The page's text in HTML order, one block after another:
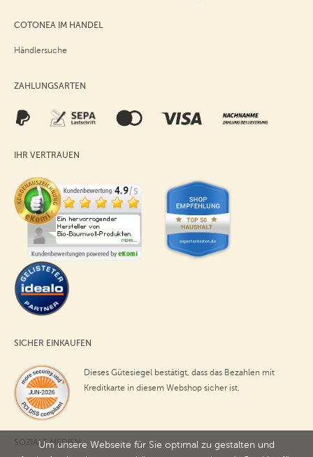
Um unsere Webseite für Sie optimal zu gestalten und
COTONEA IM HANDEL
Händlersuche
ZAHLUNGSARTEN
IHR VERTRAUEN
SICHER EINKAUFEN
Dieses Gütesiegel bestätigt, dass das Bezahlen mit
Kreditkarte in diesem Webshop sicher ist.
SOZIALE MEDIEN